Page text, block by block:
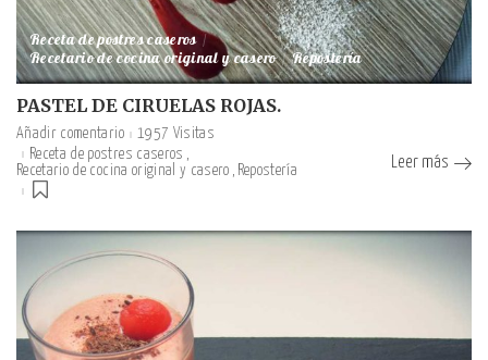
Receta de postres caseros
Recetario de cocina original y casero Repostería
PASTEL DE CIRUELAS ROJAS.
Añadir comentario
1957 Visitas
Receta de postres caseros
Recetario de cocina original y casero
Repostería Leer más